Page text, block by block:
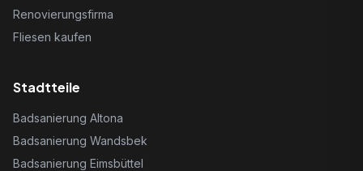
Renovierungsfirma
Fliesen kaufen
Stadtteile
Badsanierung Altona
Badsanierung Wandsbek
Badsanierung Eimsbüttel